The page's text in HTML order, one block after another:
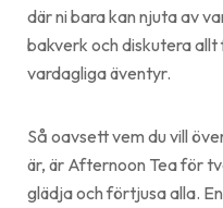
där ni bara kan njuta av
bakverk och diskutera
vardagliga äventyr.
Så oavsett vem du vill
är, är Afternoon Tea för
glädja och förtjusa alla.